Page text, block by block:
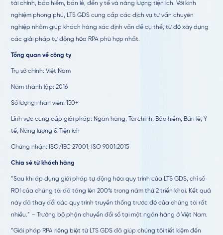
tài chính, bảo hiểm, bán lẻ, đến y tế và năng lượng tiện ích. Với kinh
nghiệm phong phú, LTS GDS cung cấp các dịch vụ tư vấn chuyên
nghiệp nhằm giúp khách hàng xác định vấn đề cụ thể, từ đó xây dựng
các giải pháp tự động hóa RPA phù hợp nhất.
Tổng quan về công ty
Trụ sở chính: Việt Nam
Năm thành lập: 2016
Số lượng nhân viên: 150+
Lĩnh vực cung cấp giải pháp: Ngân hàng, Tài chính, Bảo hiểm, Bán lẻ, Y
tế, Năng lượng & Tiện ích
Chứng nhận: ISO/IEC 27001, ISO 9001:2015
Chia sẻ từ khách hàng
“Sau khi áp dụng giải pháp tự động hóa quy trình của LTS GDS, chỉ số
ROI của chúng tôi đã tăng lên 200% trong năm thứ 2 triển khai. Kết quả
này đã thay đổi các quy trình truyền thống trước đó của chúng tôi rất
nhiều.” – Trưởng bộ phận chuyển đổi số tại một ngân hàng ở Việt Nam.
“Giải pháp RPA riêng biệt từ LTS GDS đã giúp chúng tôi tiết kiệm đến